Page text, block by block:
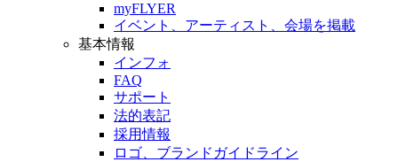
myFLYER
イベント、アーティスト、会場を掲載
基本情報
インフォ
FAQ
サポート
法的表記
採用情報
ロゴ、ブランドガイドライン